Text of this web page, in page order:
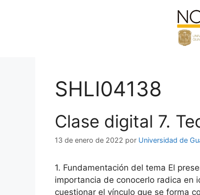
SHLI04138
Clase digital 7.
13 de enero de 2022 por Universidad de
1. Fundamentación del tema El
importancia de conocerlo radica en
cuestionar el vínculo que se forma